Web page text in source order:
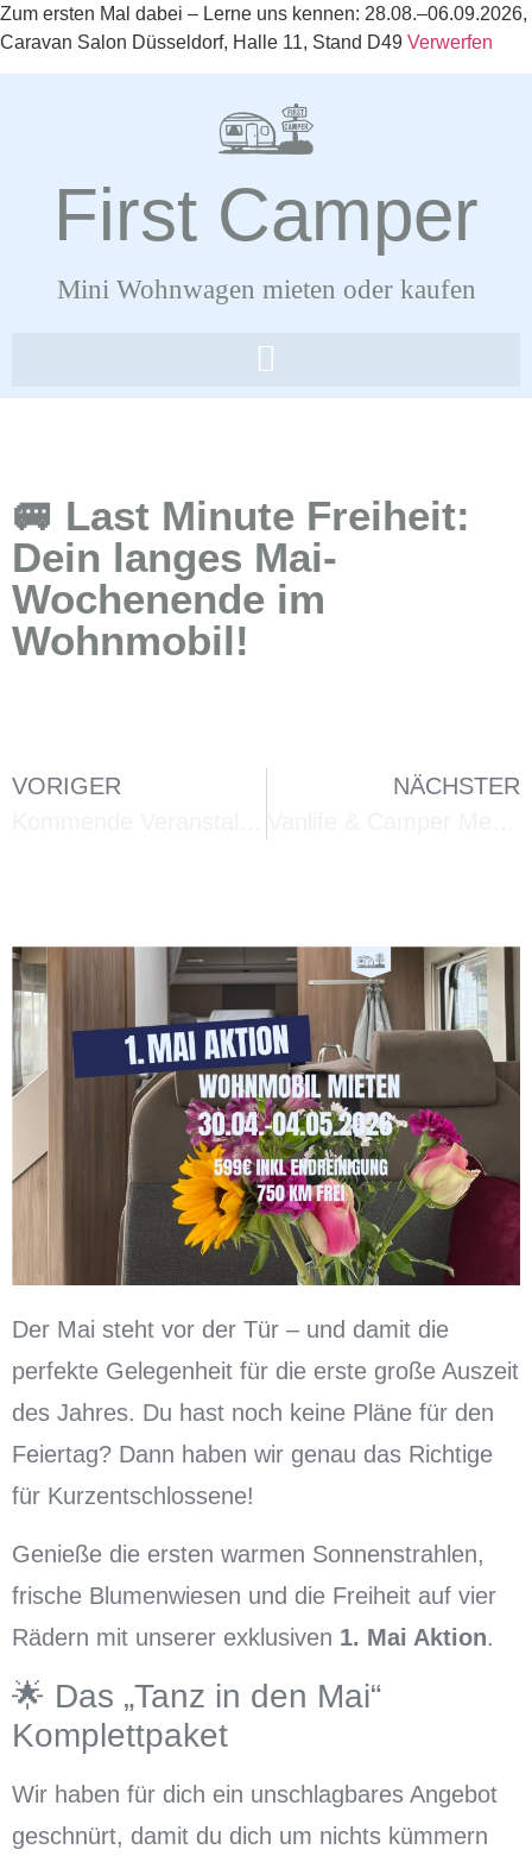
Zum ersten Mal dabei – Lerne uns kennen: 28.08.–06.09.2026,
Caravan Salon Düsseldorf, Halle 11, Stand D49 Verwerfen
First Camper
Mini Wohnwagen mieten oder kaufen
🚐 Last Minute Freiheit:
Dein langes Mai-
Wochenende im
Wohnmobil!
VORIGER
NÄCHSTER
Der Mai steht vor der Tür – und damit die
perfekte Gelegenheit für die erste große Auszeit
des Jahres. Du hast noch keine Pläne für den
Feiertag? Dann haben wir genau das Richtige
für Kurzentschlossene!
Genieße die ersten warmen Sonnenstrahlen,
frische Blumenwiesen und die Freiheit auf vier
Rädern mit unserer exklusiven 1. Mai Aktion.
🌟 Das „Tanz in den Mai“
Komplettpaket
Wir haben für dich ein unschlagbares Angebot
geschnürt, damit du dich um nichts kümmern